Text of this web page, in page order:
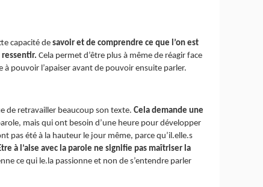
capacité desavoir et de comprendre ce que l’on est
ressentir. Cela permet d’être plus à même de réagir face
pouvoir l’apaiser avant de pouvoir ensuite parler.
de retravailler beaucoup son texte.Cela demande une
mais qui ont besoin d’une heure pour développer
pas été à la hauteur le jour même, parce qu’il.elle.s
à l’aise avec la parole ne signifie pas maîtriser la
ce qui le.la passionne et non de s’entendre parler